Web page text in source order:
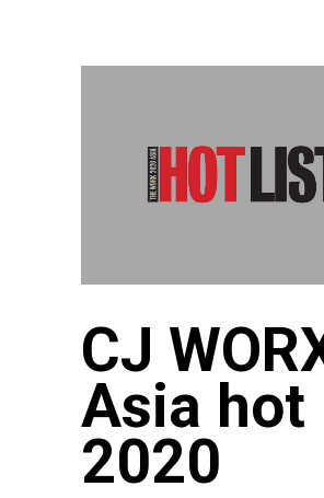
CJ
Asia hot
2020